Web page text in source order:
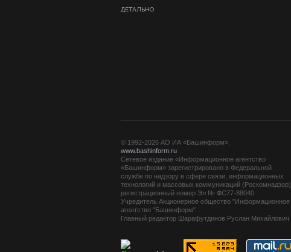
ДЕТАЛЬНО
© 1992-2026 АО ИА «Башинформ».
www.bashinform.ru
Сетевое издание «Информационное агентство
«Башинформ» зарегистрировано в Федеральной
службе по надзору в сфере связи, информационных
технологий и массовых коммуникаций (Роскомнадзор),
регистрационный номер Эл № ФС77-88040
Учредитель Акционерное общество "Информационное
агентство "Башинформ"
Главный редактор Шарафутдинов Руслан Михайлович